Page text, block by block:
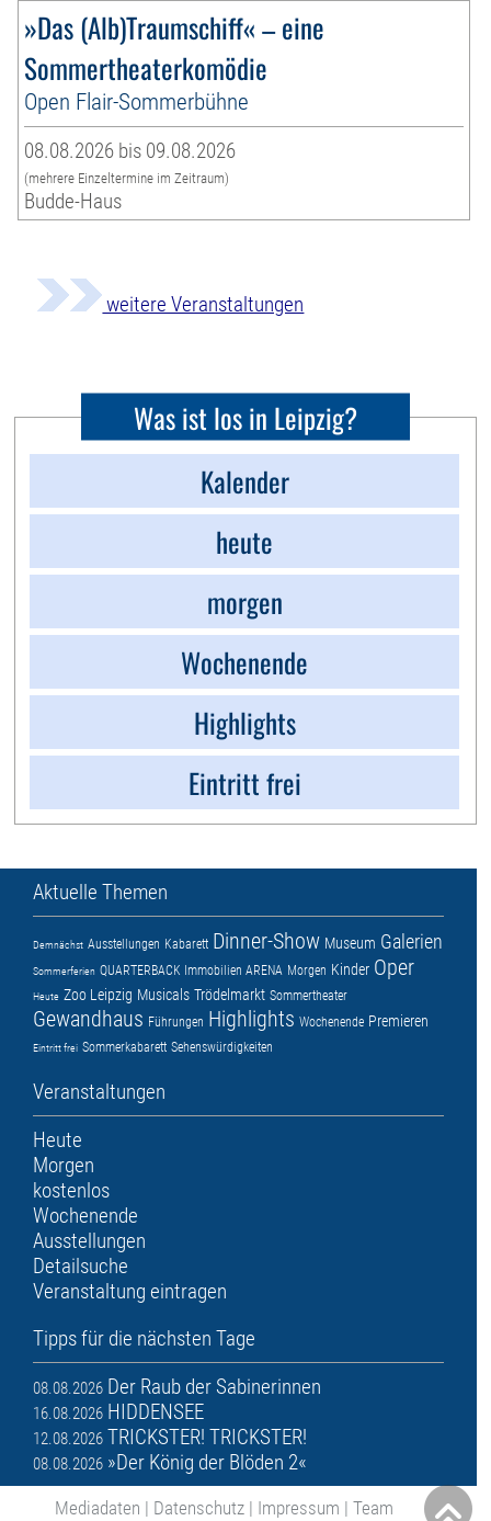
»Das (Alb)Traumschiff« – eine
Sommertheaterkomödie
Open Flair-Sommerbühne
08.08.2026 bis 09.08.2026
(mehrere Einzeltermine im Zeitraum)
Budde-Haus
weitere Veranstaltungen
Was ist los in Leipzig?
Kalender
heute
morgen
Wochenende
Highlights
Eintritt frei
Aktuelle Themen
Demnächst Ausstellungen Kabarett Dinner-Show Museum Galerien
Sommerferien QUARTERBACK Immobilien ARENA Morgen Kinder Oper
Heute Zoo Leipzig Musicals Trödelmarkt Sommertheater
Gewandhaus Führungen Highlights Wochenende Premieren
Eintritt frei Sommerkabarett Sehenswürdigkeiten
Veranstaltungen
Heute
Morgen
kostenlos
Wochenende
Ausstellungen
Detailsuche
Veranstaltung eintragen
Tipps für die nächsten Tage
08.08.2026 Der Raub der Sabinerinnen
16.08.2026 HIDDENSEE
12.08.2026 TRICKSTER! TRICKSTER!
08.08.2026 »Der König der Blöden 2«
Mediadaten | Datenschutz | Impressum | Team